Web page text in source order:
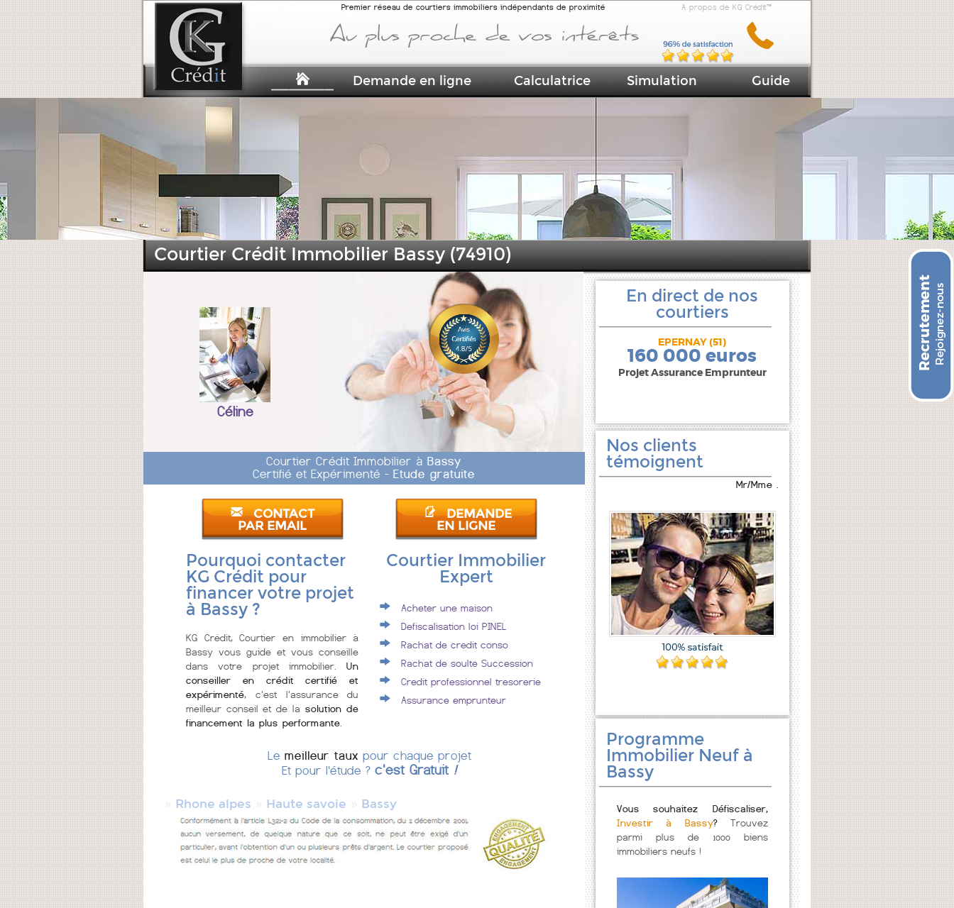
Courtier Crédit Immobilier Bassy (74910)
Céline
Courtier Crédit Immobilier àBassy
Certifié et Expérimenté -Etude gratuite
CONTACT
PAR EMAIL
DEMANDE
EN LIGNE
Pourquoi contacter
KG Crédit pour
financer votre projet
à Bassy ?
KG Crédit, Courtier en immobilier à
Bassy vous guide et vous conseille
dans votre projet immobilier.Un
conseiller en crédit certifié et
expérimenté, c'est l'assurance du
meilleur conseil et de la solution de
financement la plus performante
Courtier Immobilier
Expert
Acheter une maison
Defiscalisation loi PINEL
Rachat de credit conso
Rachat de soulte Succession
Credit professionnel tresorerie
Assurance emprunteur
Le meilleur taux pour chaque projet
Et pour l'étude ?c'est Gratuit !
Rhone alpes Haute savoie Bassy
En direct de nos
courtiers
150 000 euros
EPERNAY (51)
160 000 euros
Projet Assurance Emprunteur
240 000 euros
Nos clients
témoignent
Mr/Mme .
Programme
Immobilier Neuf à
Bassy
Vous souhaitez Défiscaliser,
Investir à Bassy?Trouvez
parmi plus de 1000 biens
immobiliers neufs !
Premier réseau de courtiers immobiliers indépendants de proximité A propos de KG Crédit™
Demande en ligne Calculatrice Simulation Guide